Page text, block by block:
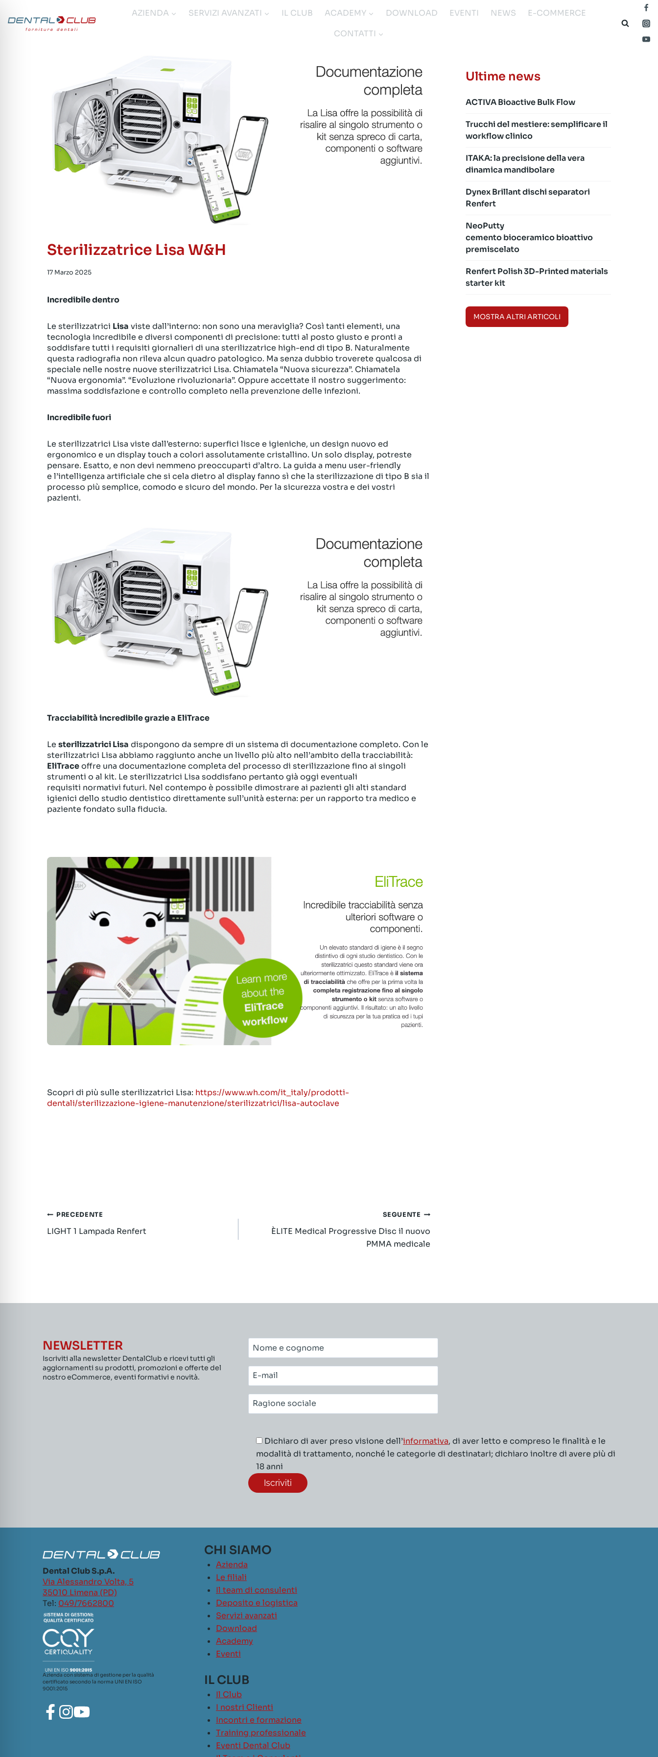
contenuto
AZIENDA SERVIZI AVANZATI IL CLUB ACADEMY DOWNLOAD EVENTI NEWS
E-COMMERCE
CONTATTI
Sterilizzatrice Lisa W&H
17 Marzo 2025
Incredibile dentro
Le sterilizzatrici Lisa viste dall’interno: non sono una meraviglia? Così tanti elementi, una
tecnologia incredibile e diversi componenti di precisione: tutti al posto giusto e pronti a
soddisfare tutti i requisiti giornalieri di una sterilizzatrice high-end di tipo B. Naturalmente
questa radiografia non rileva alcun quadro patologico. Ma senza dubbio troverete qualcosa di
speciale nelle nostre nuove sterilizzatrici Lisa. Chiamatela “Nuova sicurezza”. Chiamatela
“Nuova ergonomia”. “Evoluzione rivoluzionaria”. Oppure accettate il nostro suggerimento:
massima soddisfazione e controllo completo nella prevenzione delle infezioni.
Incredibile fuori
Le sterilizzatrici Lisa viste dall’esterno: superfici lisce e igieniche, un design nuovo ed
ergonomico e un display touch a colori assolutamente cristallino. Un solo display, potreste
pensare. Esatto, e non devi nemmeno preoccuparti d’altro. La guida a menu user-friendly
e l’intelligenza artificiale che si cela dietro al display fanno sì che la sterilizzazione di tipo B sia il
processo più semplice, comodo e sicuro del mondo. Per la sicurezza vostra e dei vostri
pazienti.
Tracciabilità incredibile grazie a EliTrace
Le sterilizzatrici Lisa dispongono da sempre di un sistema di documentazione completo. Con le
sterilizzatrici Lisa abbiamo raggiunto anche un livello più alto nell’ambito della tracciabilità:
EliTraceoffre una documentazione completa del processo di sterilizzazione fino ai singoli
strumenti o al kit. Le sterilizzatrici Lisa soddisfano pertanto già oggi eventuali
requisiti normativi futuri. Nel contempo è possibile dimostrare ai pazienti gli alti standard
igienici dello studio dentistico direttamente sull’unità esterna: per un rapporto tra medico e
paziente fondato sulla fiducia.
Scopri di più sulle sterilizzatrici Lisa: https://www.wh.com/it_italy/prodotti-
dentali/sterilizzazione-igiene-manutenzione/sterilizzatrici/lisa-autoclave
Navigazione
articoli
PRECEDENTE
LIGHT 1 Lampada Renfert
SEGUENTE
ÈLITE Medical Progressive Disc il nuovo
PMMA medicale
Ultime news
ACTIVA Bioactive Bulk Flow
Trucchi del mestiere: semplificare il
workflow clinico
ITAKA: la precisione della vera
dinamica mandibolare
Dynex Brillant dischi separatori
Renfert
NeoPutty
cemento bioceramico bioattivo
premiscelato
Renfert Polish 3D-Printed materials
starter kit
MOSTRA ALTRI ARTICOLI
NEWSLETTER
Iscriviti alla newsletter DentalClub e ricevi tutti gli
aggiornamenti su prodotti, promozioni e offerte del
nostro eCommerce, eventi formativi e novità.
Nome
e
cognome*
E-
mail*
Ragione
sociale*
Dichiaro di aver preso visione dell’informativa, di aver letto e compreso le finalità e le
modalità di trattamento, nonché le categorie di destinatari; dichiaro inoltre di avere più di
18 anni
Dental Club S.p.A.
Via Alessandro Volta, 5
35010 Limena (PD)
Tel: 049/7662800
Azienda con sistema di gestione per la qualità
certificato secondo la norma UNI EN ISO
9001:2015
CHI SIAMO
Azienda
Le filiali
Il team di consulenti
Deposito e logistica
Servizi avanzati
Download
Academy
Eventi
IL CLUB
Il Club
I nostri Clienti
Incontri e formazione
Training professionale
Eventi Dental Club